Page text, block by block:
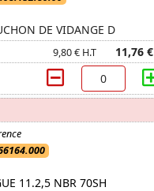
DE VIDANGE D
9,80 € H.T 11,76 €
11.2,5 NBR 70SH